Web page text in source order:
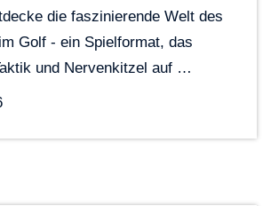
die faszinierende Welt des
Golf - ein Spielformat, das
und Nervenkitzel auf …